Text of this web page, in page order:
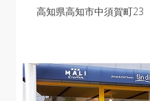
高知県高知市中須賀町23